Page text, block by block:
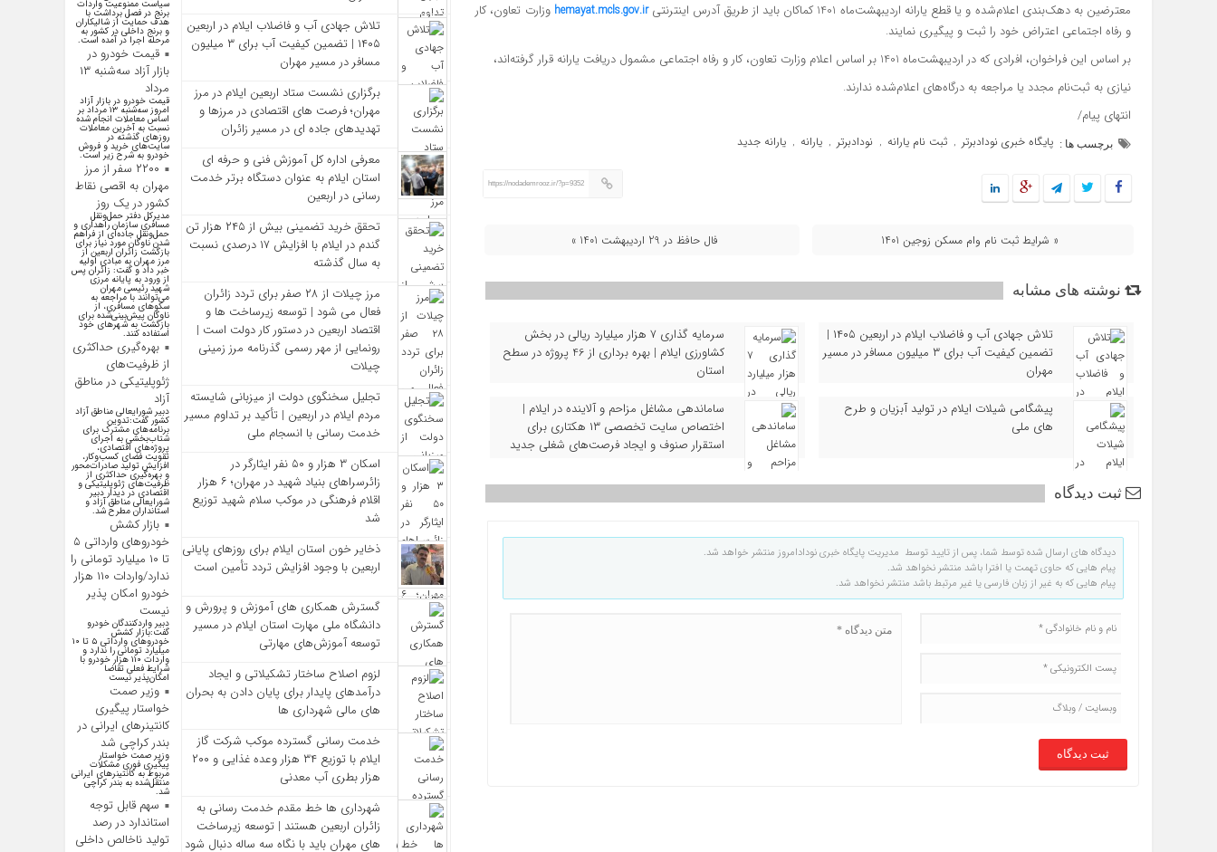
معترضین به دهک‌بندی اعلام‌شده و یا قطع یارانه اردیبهشت‌ماه 1401 کماکان باید از طریق آدرس اینترنتی hemayat.mcls.gov.ir
وزارت تعاون، کار
و رفاه اجتماعی اعتراض خود را ثبت و پیگیری نمایند.
بر اساس این فراخوان، افرادی که در اردیبهشت‌ماه 1401 بر اساس اعلام وزارت تعاون، کار و رفاه اجتماعی مشمول دریافت یارانه قرار گرفته‌اند،
نیازی به ثبت‌نام مجدد یا مراجعه به درگاه‌های اعلام‌شده ندارند.
انتهای پیام/
برچسب ها : پایگاه خبری نودادبرتر , ثبت نام یارانه , نودادبرتر , یارانه , یارانه جدید
https://nodademrooz.ir/?p=9352
« شرایط ثبت نام وام مسکن زوجین 1401 فال حافظ در 29 اردیبهشت 1401 »
نوشته های مشابه
تلاش جهادی آب و فاضلاب ایلام در اربعین ۱۴۰۵ |
تضمین کیفیت آب برای ۳ میلیون مسافر در مسیر
مهران
سرمایه‌ گذاری ۷ هزار میلیارد ریالی در بخش
کشاورزی ایلام | بهره‌ برداری از 46 پروژه در سطح
استان
پیشگامی شیلات ایلام در تولید آبزیان و طرح‌
های ملی
ساماندهی مشاغل مزاحم و آلاینده در ایلام |
اختصاص سایت تخصصی ۱۳ هکتاری برای
استقرار صنوف و ایجاد فرصت‌های شغلی جدید
ثبت دیدگاه
دیدگاه های ارسال شده توسط شما، پس از تایید توسط مدیریت پایگاه خبری نودادامروز منتشر خواهد شد.
پیام هایی که حاوی تهمت یا افترا باشد منتشر نخواهد شد.
پیام هایی که به غیر از زبان فارسی یا غیر مرتبط باشد منتشر نخواهد شد.
تلاش جهادی آب و فاضلاب ایلام در اربعین
۱۴۰۵ | تضمین کیفیت آب برای ۳ میلیون
مسافر در مسیر مهران
برگزاری نشست ستاد اربعین ایلام در مرز
مهران؛ فرصت‌ های اقتصادی در مرزها و
تهدیدهای جاده‌ ای در مسیر زائران
معرفی اداره کل آموزش فنی و حرفه‌ ای
استان ایلام به‌ عنوان دستگاه برتر خدمت‌
رسانی در اربعین
تحقق خرید تضمینی بیش از ۲۴۵ هزار تن
گندم در ایلام با افزایش ۱۷ درصدی نسبت
به سال گذشته
مرز چیلات از ۲۸ صفر برای تردد زائران
فعال می‌ شود | توسعه زیرساخت‌ ها و
اقتصاد اربعین در دستور کار دولت است |
رونمایی از مهر رسمی گذرنامه مرز زمینی
چیلات
تجلیل سخنگوی دولت از میزبانی شایسته
مردم ایلام در اربعین | تأکید بر تداوم مسیر
خدمت‌ رسانی با انسجام ملی
اسکان ۳ هزار و ۵۰ نفر ایثارگر در
زائرسراهای بنیاد شهید در مهران؛ ۶ هزار
اقلام فرهنگی در موکب سلام شهید توزیع
شد
ذخایر خون استان ایلام برای روزهای پایانی
اربعین با وجود افزایش تردد تأمین است
گسترش همکاری‌ های آموزش و پرورش و
دانشگاه ملی مهارت استان ایلام در مسیر
توسعه آموزش‌های مهارتی
لزوم اصلاح ساختار تشکیلاتی و ایجاد
درآمدهای پایدار برای پایان دادن به بحران‌
های مالی شهرداری‌ ها
خدمت رسانی گسترده موکب شرکت گاز
ایلام با توزیع ۳۴ هزار وعده غذایی و ۲۰۰
هزار بطری آب معدنی
شهرداری‌ ها خط مقدم خدمت ‌رسانی به
زائران اربعین هستند | توسعه زیرساخت
‌های مهران باید با نگاه سه‌ ساله دنبال شود
سیاست ممنوعیت واردات
برنج در فصل برداشت با
هدف حمایت از شالیکاران
و برنج داخلی در کشور به
مرحله اجرا در آمده است.
قیمت خودرو در
بازار آزاد سه‌شنبه ۱۳
مرداد
قیمت خودرو در بازار آزاد
امروز سه‌شنبه ۱۳ مرداد بر
اساس معاملات انجام شده
نسبت به آخرین معاملات
روز‌های گذشته در
سایت‌های خرید و فروش
خودرو به شرح زیر است.
۲۲۰۰ سفر از مرز
مهران به اقصی نقاط
کشور در یک روز
مدیرکل دفتر حمل‌ونقل
مسافری سازمان راهداری و
حمل‌ونقل جاده‌ای از فراهم
شدن ناوگان مورد نیاز برای
بازگشت زائران اربعین از
مرز مهران به مبادی اولیه
خبر داد و گفت: زائران پس
از ورود به پایانه مرزی
شهید رئیسی مهران
می‌توانند با مراجعه به
سکوهای مسافری، از
ناوگان پیش‌بینی‌شده برای
بازگشت به شهرهای خود
استفاده کنند.
بهره‌گیری حداکثری
از ظرفیت‌های
ژئوپلیتیکی در مناطق
آزاد
دبیر شورایعالی مناطق آزاد
کشور گفت:تدوین
برنامه‌های مشترک برای
شتاب‌بخشی به اجرای
پروژه‌های اقتصادی،
تقویت فضای کسب‌وکار،
افزایش تولید صادرات‌محور
و بهره‌گیری حداکثری از
ظرفیت‌های ژئوپلیتیکی و
اقتصادی در دیدار دبیر
شورایعالی مناطق آزاد و
استانداران مطرح شد.
بازار کشش
خودرو‌های وارداتی ۵
تا ۱۰ میلیارد تومانی را
ندارد/واردات ۱۱۰ هزار
خودرو امکان پذیر
نیست
دبیر واردکنندگان خودرو
گفت:بازار کشش
خودرو‌های وارداتی ۵ تا ۱۰
میلیارد تومانی را ندارد و
واردات ۱۱۰ هزار خودرو با
شرایط فعلی تقاضا
امکان‌پذیر نیست
وزیر صمت
خواستار پیگیری
کانتینر‌های ایرانی در
بندر کراچی شد
وزیر صمت خواستار
پیگیری فوری مشکلات
مربوط به کانتینر‌های ایرانی
منتقل‌شده به بندر کراچی
شد.
سهم قابل توجه
استاندارد در رصد
تولید ناخالص داخلی